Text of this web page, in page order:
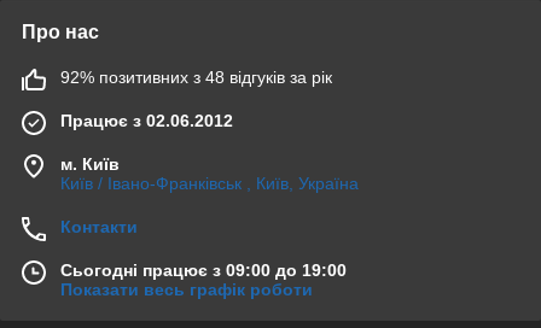
Про нас
92% позитивних з 48 відгуків за рік
Працює з 02.06.2012
м. Київ
Київ / Івано-Франківськ , Київ, Україна
Контакти
Сьогодні працює з 09:00 до 19:00
Показати весь графік роботи